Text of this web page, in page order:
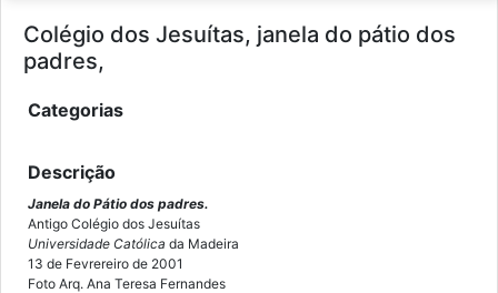
Colégio dos Jesuítas, janela do pátio dos
padres,
Categorias
Descrição
Janela do Pátio dos padres.
Antigo Colégio dos Jesuítas
Universidade Católica da Madeira
13 de Fevrereiro de 2001
Foto Arq. Ana Teresa Fernandes